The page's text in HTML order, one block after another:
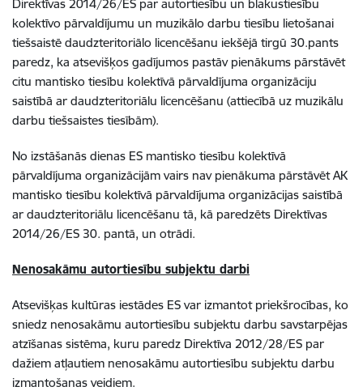
Direktīvas 2014/26/ES par autortiesību un blakustiesību
kolektīvo pārvaldījumu un muzikālo darbu tiesību lietošanai
tiešsaistē daudzteritoriālo licencēšanu iekšējā tirgū 30.pants
paredz, ka atsevišķos gadījumos pastāv pienākums pārstāvēt
citu mantisko tiesību kolektīvā pārvaldījuma organizāciju
saistībā ar daudzteritoriālu licencēšanu (attiecībā uz muzikālu
darbu tiešsaistes tiesībām).
No izstāšanās dienas ES mantisko tiesību kolektīvā
pārvaldījuma organizācijām vairs nav pienākuma pārstāvēt AK
mantisko tiesību kolektīvā pārvaldījuma organizācijas saistībā
ar daudzteritoriālu licencēšanu tā, kā paredzēts Direktīvas
2014/26/ES 30. pantā, un otrādi.
Nenosakāmu autortiesību subjektu darbi
Atsevišķas kultūras iestādes ES var izmantot priekšrocības, ko
sniedz nenosakāmu autortiesību subjektu darbu savstarpējas
atzīšanas sistēma, kuru paredz Direktīva 2012/28/ES par
dažiem atļautiem nenosakāmu autortiesību subjektu darbu
izmantošanas veidiem.